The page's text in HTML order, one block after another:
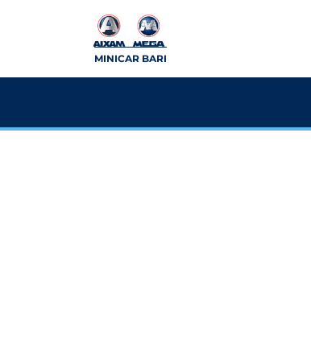
MINICAR BARI